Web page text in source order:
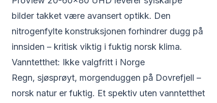
bilder takket være avansert optikk. Den
nitrogenfylte konstruksjonen forhindrer dugg på
innsiden – kritisk viktig i fuktig norsk klima.
Vanntetthet: Ikke valgfritt i Norge
Regn, sjøsprøyt, morgenduggen på Dovrefjell –
norsk natur er fuktig. Et spektiv uten vanntetthet